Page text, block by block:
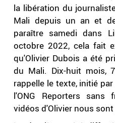
la libération du
Mali depuis un an et
paraître samedi dans
octobre 2022, cela fait
qu'Olivier Dubois a été
du Mali. Dix-huit mois,
rappelle le texte, initié
l'ONG Reporters sans
vidéos d'Olivier nous